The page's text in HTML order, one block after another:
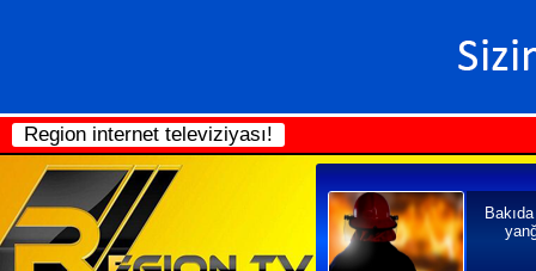
Region internet televiziyası!